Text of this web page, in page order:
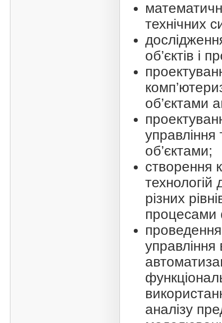
технічних
об’єктів і
об’єктами
управління
об’єктами;
створення
технологій
різних
процесами
аналізу